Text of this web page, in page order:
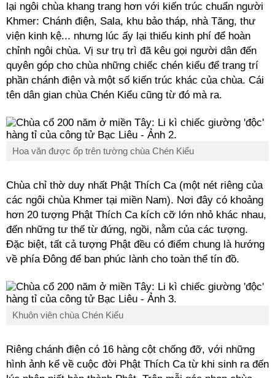
lại ngôi chùa khang trang hơn với kiến trúc chuẩn người
Khmer: Chánh điện, Sala, khu bảo tháp, nhà Tăng, thư
viện kinh kệ... nhưng lúc ấy lại thiếu kinh phí để hoàn
chỉnh ngôi chùa. Vị sư trụ trì đã kêu gọi người dân đến
quyên góp cho chùa những chiếc chén kiểu để trang trí
phần chánh điện và một số kiến trúc khác của chùa. Cái
tên dân gian chùa Chén Kiểu cũng từ đó mà ra.
Hoa văn được ốp trên tường chùa Chén Kiểu
Chùa chỉ thờ duy nhất Phật Thích Ca (một nét riêng của
các ngôi chùa Khmer tại miền Nam). Nơi đây có khoảng
hơn 20 tượng Phật Thích Ca kích cỡ lớn nhỏ khác nhau,
đến những tư thế từ đứng, ngồi, nằm của các tượng.
Đặc biệt, tất cả tượng Phật đều có điểm chung là hướng
về phía Đông để ban phúc lành cho toàn thể tín đồ.
Khuôn viên chùa Chén Kiểu
Riêng chánh điện có 16 hàng cột chống đỡ, với những
hình ảnh kể về cuộc đời Phật Thích Ca từ khi sinh ra đến